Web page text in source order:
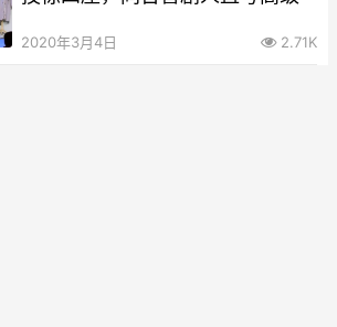
2020年3月4日 2.71K